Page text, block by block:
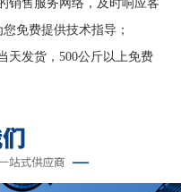
天发货，500公斤以上免费